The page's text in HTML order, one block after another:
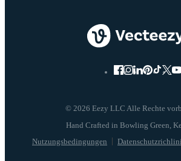
© 2026 Eezy LLC Alle Rechte
Nutzungsbedingungen